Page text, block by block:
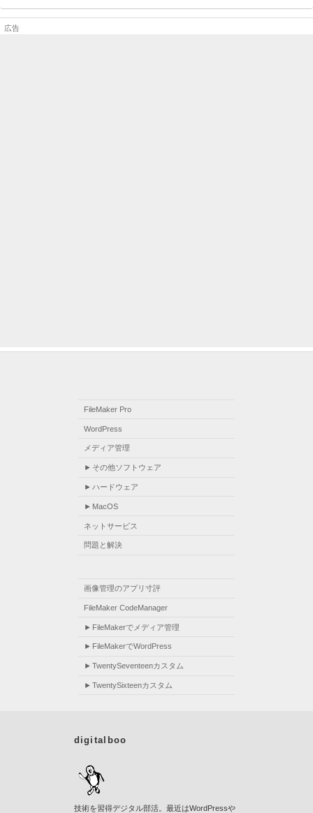
ゴ
日:
FileMaker Pro
WordPress
メディア管理
その他ソフトウェア
ハードウェア
MacOS
ネットサービス
問題と解決
画像管理のアプリ寸評
FileMaker CodeManager
FileMakerでメディア管理
FileMakerでWordPress
TwentySeventeenカスタム
TwentySixteenカスタム
digitalboo
技術を習得デジタル部活。最近はWordPressや